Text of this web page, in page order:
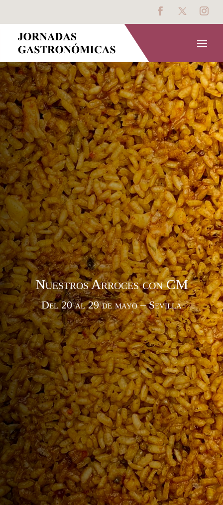
Nuestros Arroces con CM
Del 20 al 29 de mayo – Sevilla